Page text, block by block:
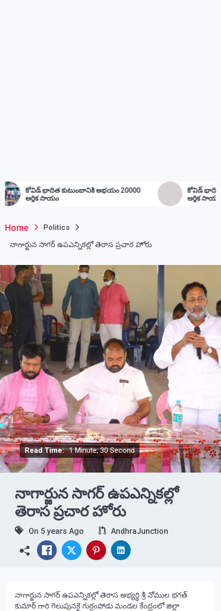
అభయం 20000
కోవిడ్ భాదిత కుటుంభం కి అభయం
Home
Politics
నాగార్జున సాగర్ ఉపఎన్నికల్లో తెరాస ప్రచార హోరు
Read Time: 1 Minute, 30 Second
నాగార్జున సాగర్ ఉపఎన్నికల్లో
తెరాస ప్రచార హోరు
On 5 years Ago AndhraJunction
నాగార్జున సాగర్ ఉపఎన్నికల్లో తెరాస అభ్యర్థి శ్రీ నోముల భగత్
కుమార్ గారి గెలుపునకై గుర్రంపోడు మండల కేంద్రంలో జిల్లా